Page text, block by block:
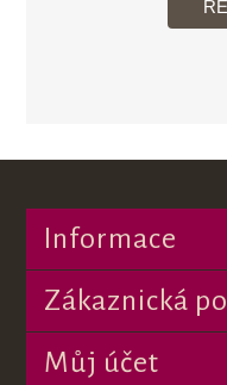
Informace
Zákaznická
Můj účet